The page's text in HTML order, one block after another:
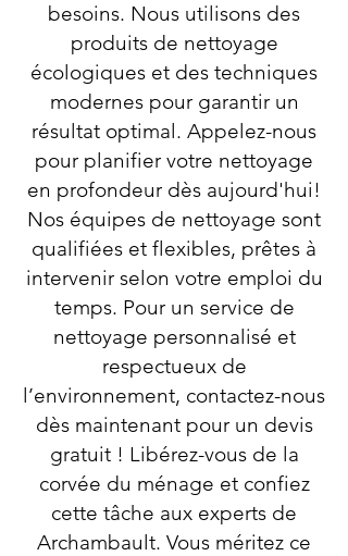
besoins. Nous utilisons des
produits de nettoyage
écologiques et des techniques
modernes pour garantir un
résultat optimal. Appelez-nous
pour planifier votre nettoyage
en profondeur dès aujourd'hui!
Nos équipes de nettoyage sont
qualifiées et flexibles, prêtes à
intervenir selon votre emploi du
temps. Pour un service de
nettoyage personnalisé et
respectueux de
l’environnement, contactez-nous
dès maintenant pour un devis
gratuit ! Libérez-vous de la
corvée du ménage et confiez
cette tâche aux experts de
Archambault. Vous méritez ce